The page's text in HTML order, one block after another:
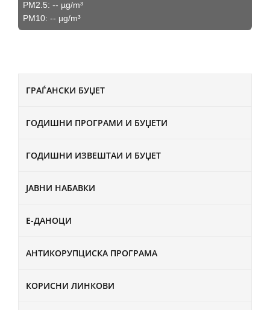
ГРАЃАНСКИ БУЏЕТ
ГОДИШНИ ПРОГРАМИ И БУЏЕТИ
ГОДИШНИ ИЗВЕШТАИ И БУЏЕТ
ЈАВНИ НАБАВКИ
Е-ДАНОЦИ
АНТИКОРУПЦИСКА ПРОГРАМА
КОРИСНИ ЛИНКОВИ
PM2.5: -- µg/m³
PM10: -- µg/m³